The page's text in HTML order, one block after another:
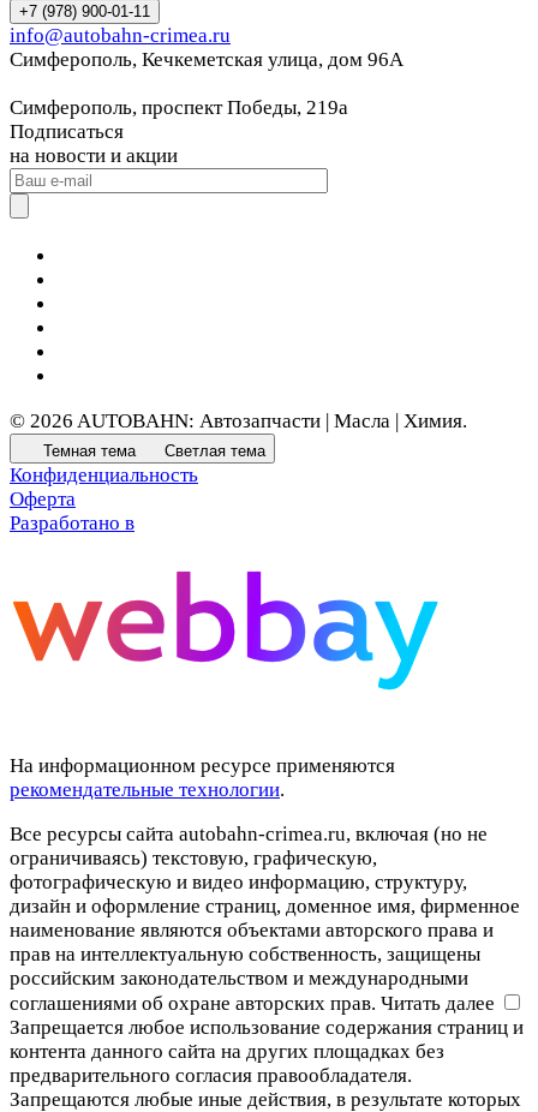
+7 (978) 900-01-11
info@autobahn-crimea.ru
Симферополь, Кечкеметская улица, дом 96А
Симферополь, проспект Победы, 219а
Подписаться
на новости и акции
© 2026 AUTOBAHN: Автозапчасти | Масла | Химия.
Темная тема Светлая тема
Конфиденциальность
Оферта
Разработано в
На информационном ресурсе применяются
рекомендательные технологии.
Все ресурсы сайта autobahn-crimea.ru, включая (но не
ограничиваясь) текстовую, графическую,
фотографическую и видео информацию, структуру,
дизайн и оформление страниц, доменное имя, фирменное
наименование являются объектами авторского права и
прав на интеллектуальную собственность, защищены
российским законодательством и международными
соглашениями об охране авторских прав. Читать далее
Запрещается любое использование содержания страниц и
контента данного сайта на других площадках без
предварительного согласия правообладателя.
Запрещаются любые иные действия, в результате которых